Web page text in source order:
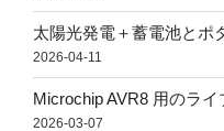
太陽光発電＋蓄電池とポ
2026-04-11
Microchip AVR8 用のラ
2026-03-07